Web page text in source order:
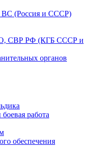
(Россия и СССР)
СВР РФ (КГБ СССР и
органов
работа
обеспечения